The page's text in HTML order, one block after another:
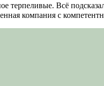
терпеливые. Всё
компания с